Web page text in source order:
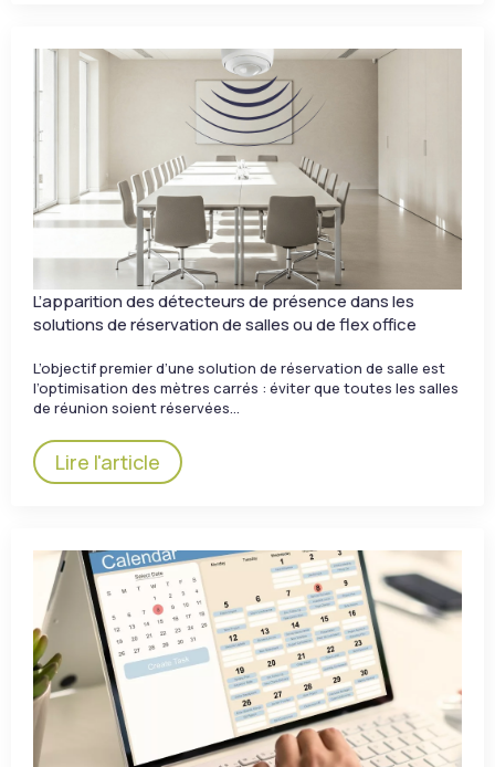
L’apparition des détecteurs de présence dans les
solutions de réservation de salles ou de flex office
L’objectif premier d’une solution de réservation de salle est
l’optimisation des mètres carrés : éviter que toutes les salles
de réunion soient réservées…
Lire l'article